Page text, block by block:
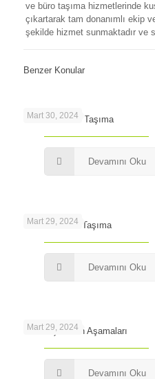
ve büro taşıma hizmetlerinde
çıkartarak tam donanımlı ekip
şekilde hizmet sunmaktadır ve
Benzer Konular
Mart 30, 2024
Maslak’ta Ofis Taşıma
Devamını Oku
Mart 29, 2024
Levent’te Ofis Taşıma
Devamını Oku
Mart 29, 2024
Ofis Taşımanın Aşamaları
Devamını Oku